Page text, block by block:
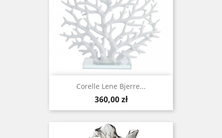
Corelle Lene Bjerre...
Cena
360,00 zł